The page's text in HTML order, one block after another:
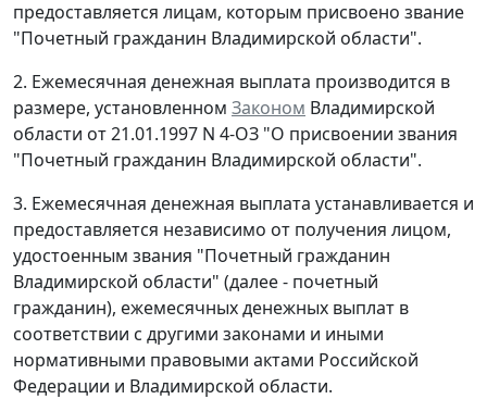
предоставляется лицам, которым присвоено звание
"Почетный гражданин Владимирской области".
2. Ежемесячная денежная выплата производится в
размере, установленном Законом Владимирской
области от 21.01.1997 N 4-ОЗ "О присвоении звания
"Почетный гражданин Владимирской области".
3. Ежемесячная денежная выплата устанавливается и
предоставляется независимо от получения лицом,
удостоенным звания "Почетный гражданин
Владимирской области" (далее - почетный
гражданин), ежемесячных денежных выплат в
соответствии с другими законами и иными
нормативными правовыми актами Российской
Федерации и Владимирской области.